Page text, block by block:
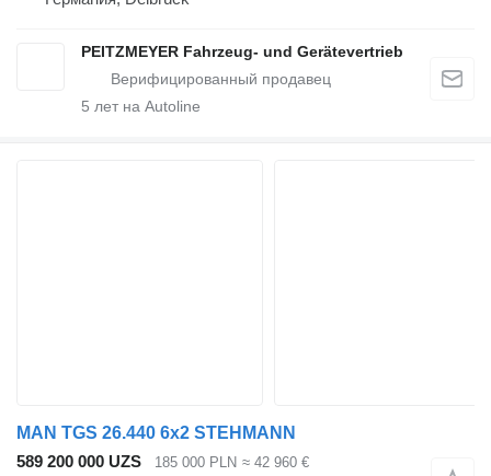
PEITZMEYER Fahrzeug- und Gerätevertrieb
5 лет на Autoline
MAN TGS 26.440 6x2 STEHMANN
589 200 000 UZS
185 000 PLN ≈ 42 960 €